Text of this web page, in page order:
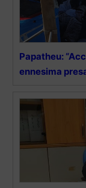
Papatheu:
ennesima